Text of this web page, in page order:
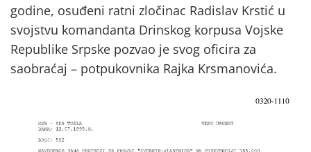
godine, osuđeni ratni zločinac Radislav Krstić u
svojstvu komandanta Drinskog korpusa Vojske
Republike Srpske pozvao je svog oficira za
saobraćaj – potpukovnika Rajka Krsmanovića.